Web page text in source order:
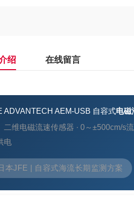
绍 在线留言
ADVANTECH AEM-USB 自容式电磁
二维电磁流速传感器 · 0～±500cm/s
电
本JFE | 自容式海流长期监测方案